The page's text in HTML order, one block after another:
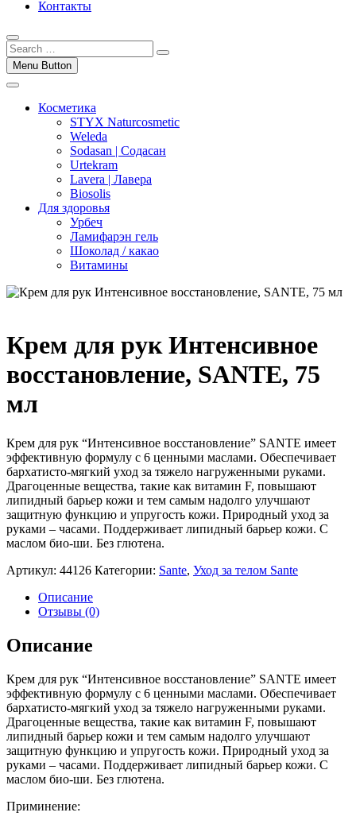
Контакты
Menu Button
Косметика
STYX Naturcosmetic
Weleda
Sodasan | Содасан
Urtekram
Lavera | Лавера
Biosolis
Для здоровья
Урбеч
Ламифарэн гель
Шоколад / какао
Витамины
Крем для рук Интенсивное
восстановление, SANTE, 75
мл
Крем для рук “Интенсивное восстановление” SANTE имеет
эффективную формулу с 6 ценными маслами. Обеспечивает
бархатисто-мягкий уход за тяжело нагруженными руками.
Драгоценные вещества, такие как витамин F, повышают
липидный барьер кожи и тем самым надолго улучшают
защитную функцию и упругость кожи. Природный уход за
руками – часами. Поддерживает липидный барьер кожи. С
маслом био-ши. Без глютена.
Артикул: 44126 Категории: Sante, Уход за телом Sante
Описание
Отзывы (0)
Описание
Крем для рук “Интенсивное восстановление” SANTE имеет
эффективную формулу с 6 ценными маслами. Обеспечивает
бархатисто-мягкий уход за тяжело нагруженными руками.
Драгоценные вещества, такие как витамин F, повышают
липидный барьер кожи и тем самым надолго улучшают
защитную функцию и упругость кожи. Природный уход за
руками – часами. Поддерживает липидный барьер кожи. С
маслом био-ши. Без глютена.
Приминение: